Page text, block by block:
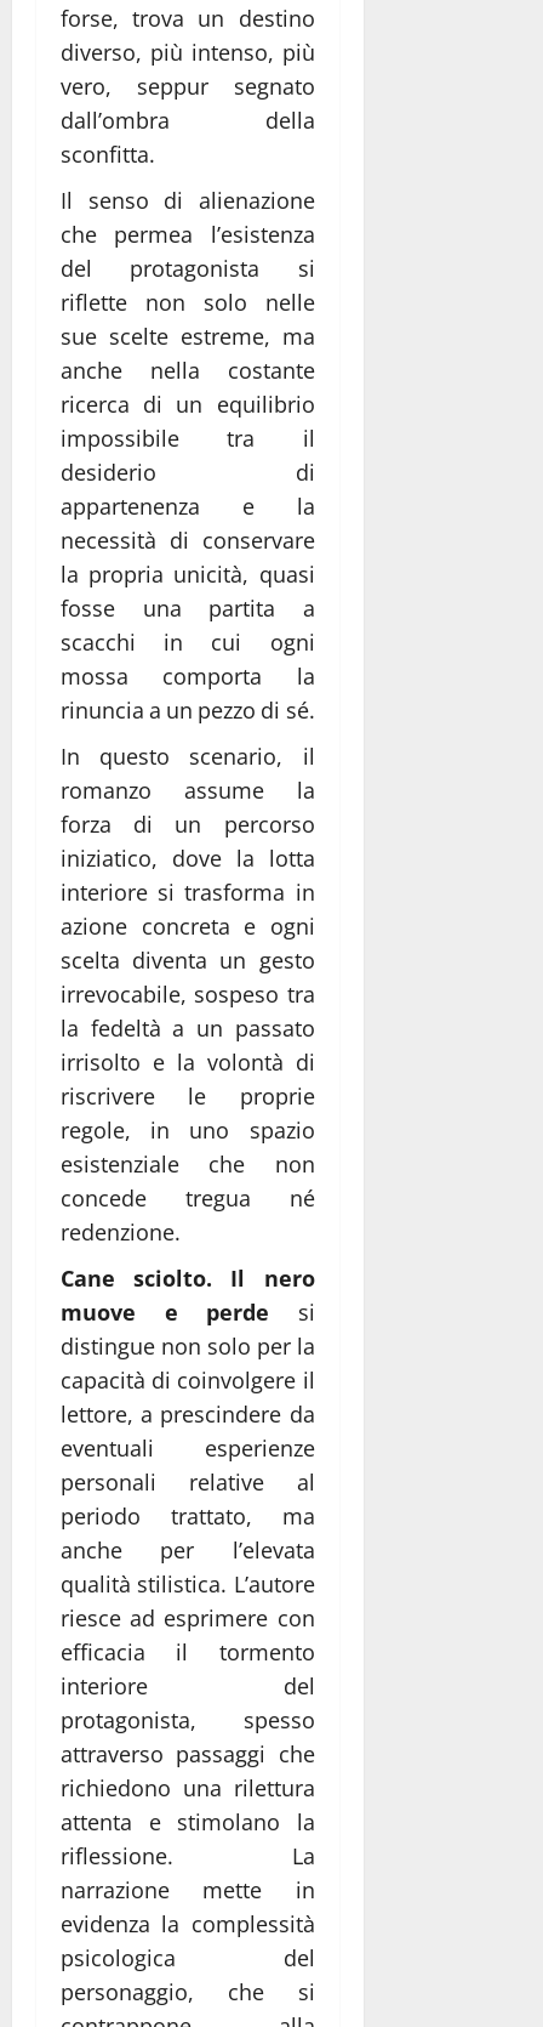
forse, trova un destino
diverso, più intenso, più
vero, seppur segnato
dall’ombra della
sconfitta.
Il senso di alienazione
che permea l’esistenza
del protagonista si
riflette non solo nelle
sue scelte estreme, ma
anche nella costante
ricerca di un equilibrio
impossibile tra il
desiderio di
appartenenza e la
necessità di conservare
la propria unicità, quasi
fosse una partita a
scacchi in cui ogni
mossa comporta la
rinuncia a un pezzo di sé.
In questo scenario, il
romanzo assume la
forza di un percorso
iniziatico, dove la lotta
interiore si trasforma in
azione concreta e ogni
scelta diventa un gesto
irrevocabile, sospeso tra
la fedeltà a un passato
irrisolto e la volontà di
riscrivere le proprie
regole, in uno spazio
esistenziale che non
concede tregua né
redenzione.
Cane sciolto. Il nero
muove e perde si
distingue non solo per la
capacità di coinvolgere il
lettore, a prescindere da
eventuali esperienze
personali relative al
periodo trattato, ma
anche per l’elevata
qualità stilistica. L’autore
riesce ad esprimere con
efficacia il tormento
interiore del
protagonista, spesso
attraverso passaggi che
richiedono una rilettura
attenta e stimolano la
riflessione. La
narrazione mette in
evidenza la complessità
psicologica del
personaggio, che si